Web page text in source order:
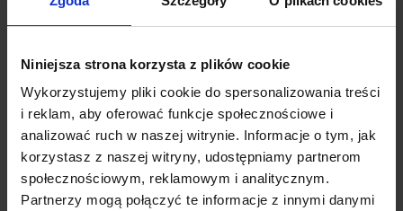
Niniejsza strona korzysta z plików cookie
Wykorzystujemy pliki cookie do spersonalizowania treści
i reklam, aby oferować funkcje społecznościowe i
analizować ruch w naszej witrynie. Informacje o tym, jak
korzystasz z naszej witryny, udostępniamy partnerom
społecznościowym, reklamowym i analitycznym.
Partnerzy mogą połączyć te informacje z innymi danymi
Blue Max + uchwyt Unger Pro,
- Biały pad nie rysujący szkła,
Opryskiwacz Spraymaster,
Skrobak do szyb Neon Mini,
Nóż ze stali nierdzewnej Olfa®,
Ostrza nie rysujące szkła Olfa ,
- Żyletki do czyszczenia szkła,
-Side Swiper do taklowania foliiw trudno dostępnych